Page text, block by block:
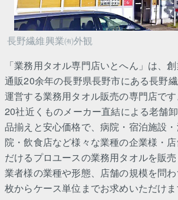
長野繊維興業㈲外観
「業務用タオル専門店いとへん」は、
通販20余年の長野県長野市にある長野
運営する業務用タオル販売の専門店です
20社近くものメーカー直結による老舗
品揃えと安心価格で、病院・宿泊施設
院・飲食店など様々な業種の企業様・
だけるプロユースの業務用タオルを販売
業者様の業種や形態、店舗の規模を問
枚からケース単位までお求めいただけま